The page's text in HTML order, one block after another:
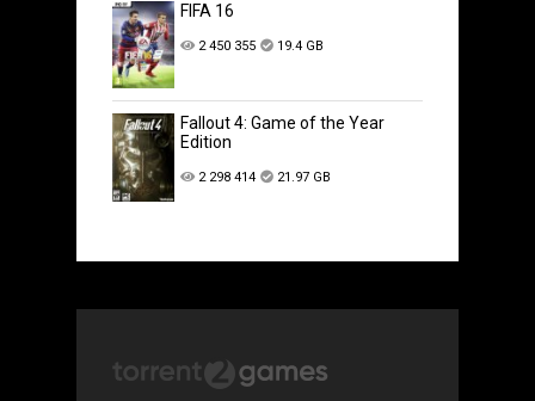
FIFA 16
2 450 355 19.4 GB
Fallout 4: Game of the Year
Edition
2 298 414 21.97 GB